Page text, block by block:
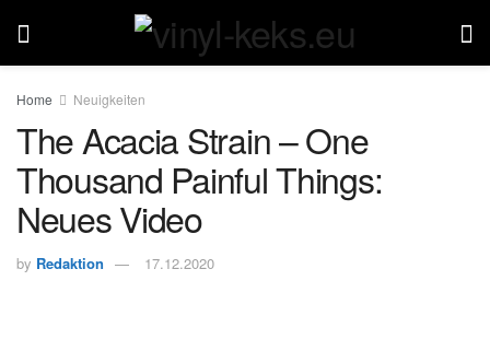
Home Neuigkeiten
The Acacia Strain – One
Thousand Painful Things:
Neues Video
by Redaktion 17.12.2020